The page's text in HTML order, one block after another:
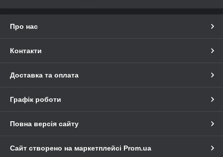
Про нас
Контакти
Доставка та оплата
Графік роботи
Повна версія сайту
Сайт створено на маркетплейсі Prom.ua